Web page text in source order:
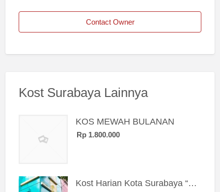
Contact Owner
Kost Surabaya Lainnya
KOS MEWAH BULANAN
Rp 1.800.000
Kost Harian Kota Surabaya “Sierra Kost”